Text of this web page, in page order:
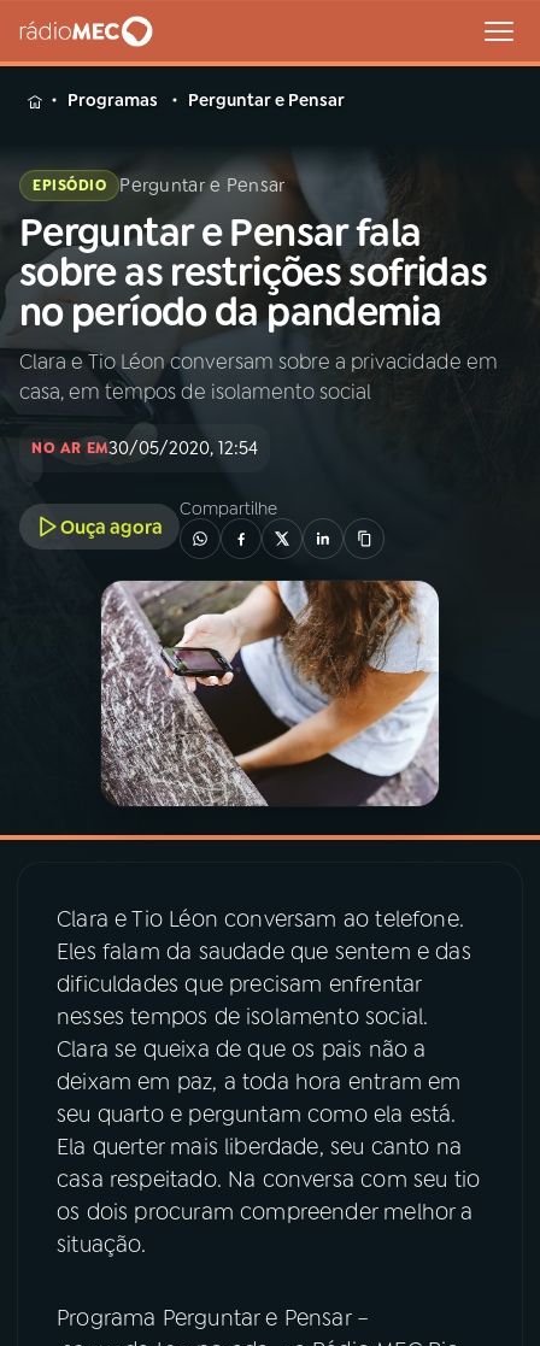
MENU
Buscar
na
Rádio
MEC
Buscar
Início AO VIVO
01INÍCIO
A RÁDIO
PROGRAMAÇÃO
PROGRAMAS
PODCASTS
06VIDEOCASTS
07ÚLTIMAS
08PRÊMIO RÁDIO MEC
ACOMPANHE A RÁDIO MEC
YouTube
Instagram X
TikTok
Programas Perguntar e Pensar
EPISÓDIO Perguntar e Pensar
Perguntar e Pensar fala
sobre as restrições sofridas
no período da pandemia
Clara e Tio Léon conversam sobre a privacidade em
casa, em tempos de isolamento social
NO AR EM30/05/2020, 12:54
Ouça agora
Compartilhe
Clara e Tio Léon conversam ao telefone.
Eles falam da saudade que sentem e das
dificuldades que precisam enfrentar
nesses tempos de isolamento social.
Clara se queixa de que os pais não a
deixam em paz, a toda hora entram em
seu quarto e perguntam como ela está.
Ela querter mais liberdade, seu canto na
casa respeitado. Na conversa com seu tio
os dois procuram compreender melhor a
situação.
Programa Perguntar e Pensar –